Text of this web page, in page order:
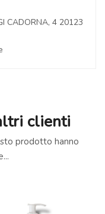
CADORNA, 4 20123
clienti
prodotto hanno